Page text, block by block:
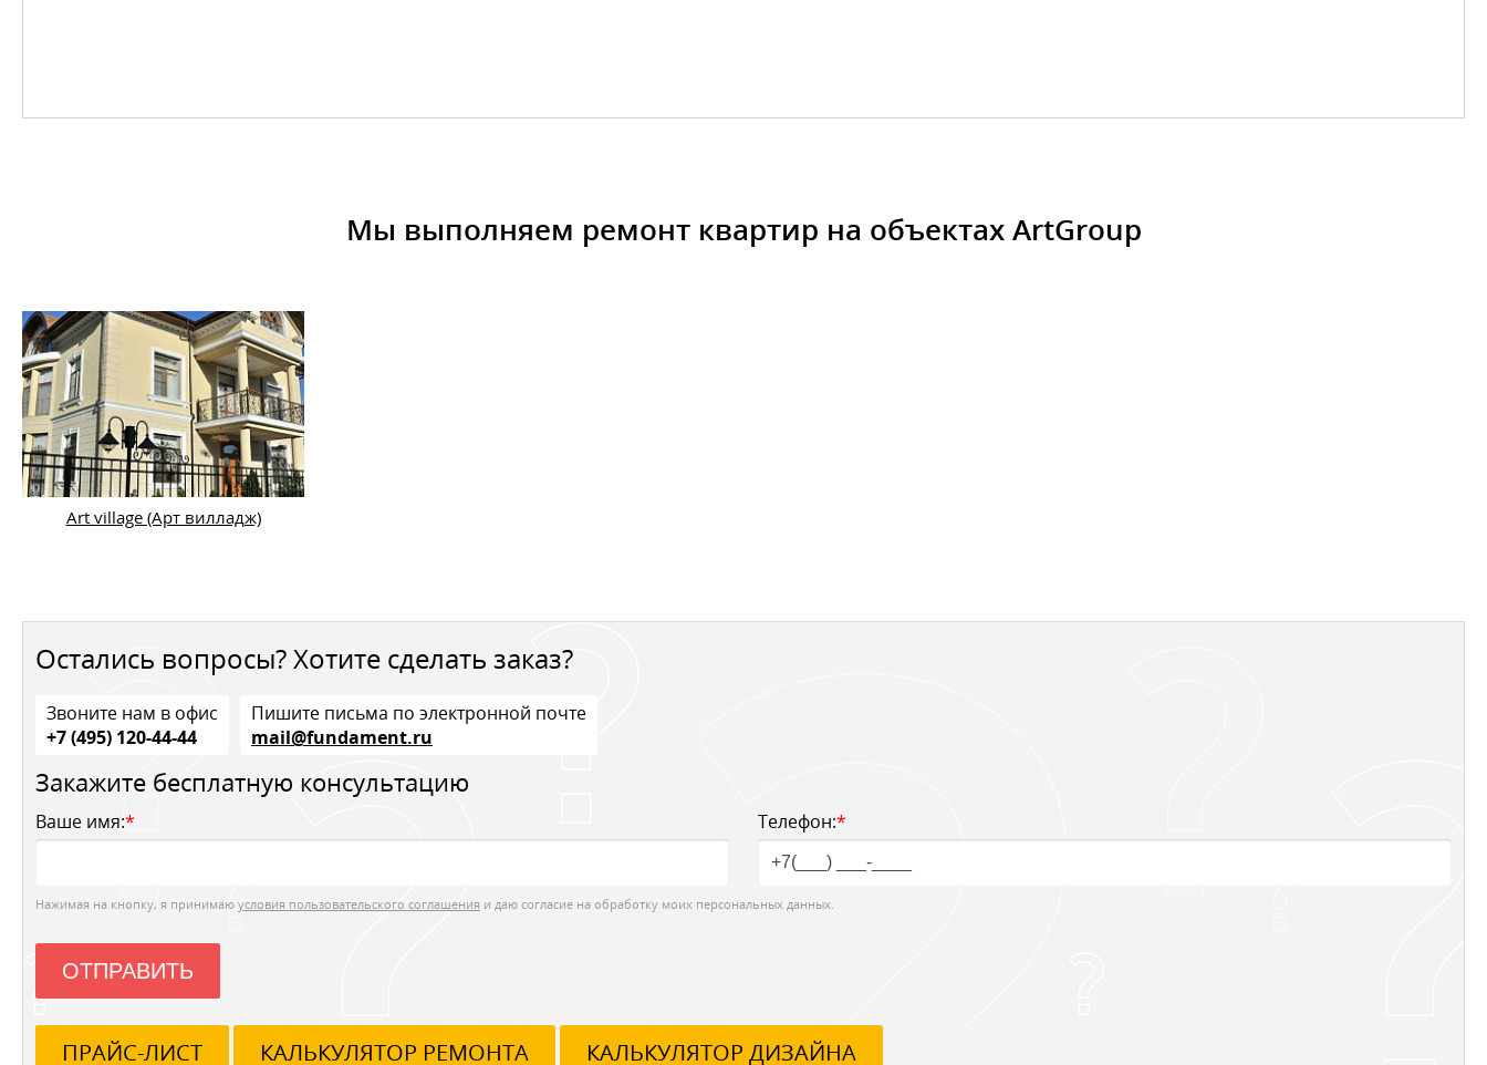
Мы выполняем ремонт квартир на объектах ArtGroup
Art village (Арт вилладж)
Остались вопросы? Хотите сделать заказ?
Звоните нам в офис
+7 (495) 120-44-44
Пишите письма по электронной почте
mail@fundament.ru
Закажите бесплатную консультацию
Ваше имя:* Телефон:*
Нажимая на кнопку, я принимаю условия пользовательского соглашения и даю согласие на обработку моих персональных данных.
ОТПРАВИТЬ
ПРАЙС-ЛИСТ КАЛЬКУЛЯТОР РЕМОНТА КАЛЬКУЛЯТОР ДИЗАЙНА